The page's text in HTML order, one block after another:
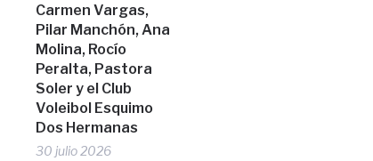
Carmen Vargas,
Pilar Manchón, Ana
Molina, Rocío
Peralta, Pastora
Soler y el Club
Voleibol Esquimo
Dos Hermanas
30 julio 2026